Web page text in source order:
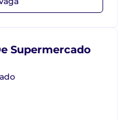
Supermercado